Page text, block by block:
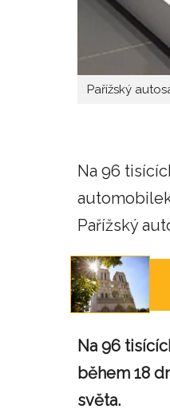
Pařížský
Na 96
Pařížský
Na 96
během 18
světa.